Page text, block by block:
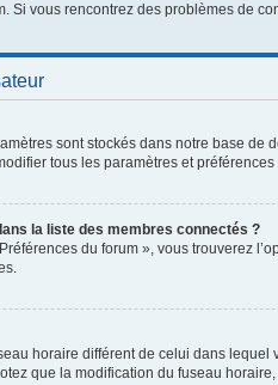
Si vous rencontrez des problèmes de
sont stockés dans notre base de
tous les paramètres et
la liste des membres connectés ?
du forum », vous trouverez
horaire différent de celui dans lequel
que la modification du fuseau